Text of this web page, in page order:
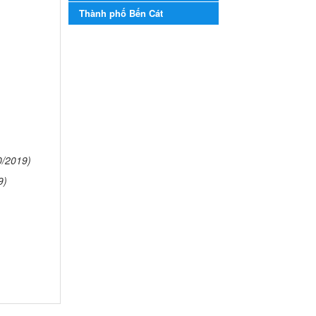
2019)
năm học 2023-2024
Kế hoạch Tổ chức Hội trại
Thành phố Bến Cát